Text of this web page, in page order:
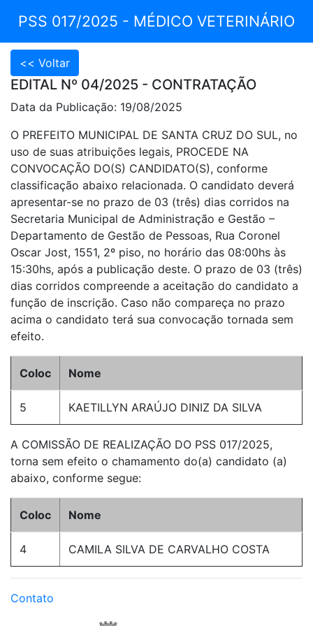
PSS 017/2025 - MÉDICO VETERINÁRIO
EDITAL Nº 04/2025 - CONTRATAÇÃO
Data da Publicação: 19/08/2025
O PREFEITO MUNICIPAL DE SANTA CRUZ DO SUL, no
uso de suas atribuições legais, PROCEDE NA
CONVOCAÇÃO DO(S) CANDIDATO(S), conforme
classificação abaixo relacionada. O candidato deverá
apresentar-se no prazo de 03 (três) dias corridos na
Secretaria Municipal de Administração e Gestão –
Departamento de Gestão de Pessoas, Rua Coronel
Oscar Jost, 1551, 2º piso, no horário das 08:00hs às
15:30hs, após a publicação deste. O prazo de 03 (três)
dias corridos compreende a aceitação do candidato a
função de inscrição. Caso não compareça no prazo
acima o candidato terá sua convocação tornada sem
efeito.
Coloc Nome
5 KAETILLYN ARAÚJO DINIZ DA SILVA
A COMISSÃO DE REALIZAÇÃO DO PSS 017/2025,
torna sem efeito o chamamento do(a) candidato (a)
abaixo, conforme segue:
Coloc Nome
4 CAMILA SILVA DE CARVALHO COSTA
Contato